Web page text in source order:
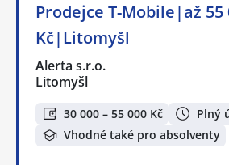
Prodejce T-Mobile|až 55
Kč|Litomyšl
Alerta s.r.o.
Litomyšl
30 000 – 55 000 Kč
Plný
Vhodné také pro absolventy